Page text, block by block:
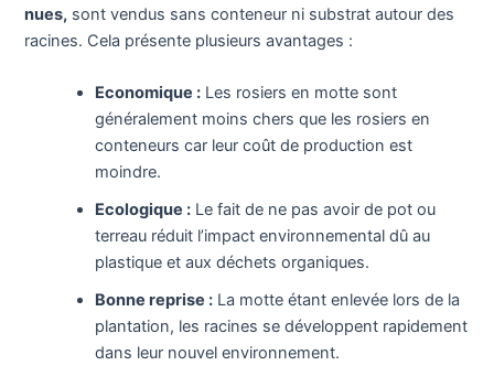
nues, sont vendus sans conteneur ni substrat autour des
racines. Cela présente plusieurs avantages :
Economique : Les rosiers en motte sont
généralement moins chers que les rosiers en
conteneurs car leur coût de production est
moindre.
Ecologique : Le fait de ne pas avoir de pot ou
terreau réduit l’impact environnemental dû au
plastique et aux déchets organiques.
Bonne reprise : La motte étant enlevée lors de la
plantation, les racines se développent rapidement
dans leur nouvel environnement.